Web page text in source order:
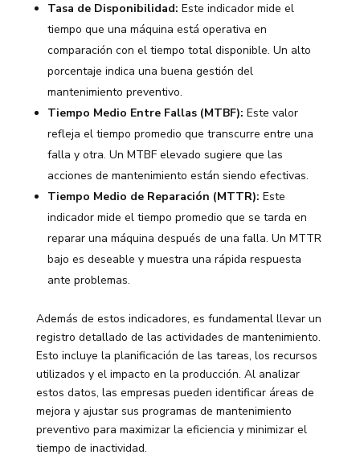
Tasa de Disponibilidad: Este indicador mide el
tiempo que una máquina está operativa en
comparación con el tiempo total disponible. Un alto
porcentaje indica una buena gestión del
mantenimiento preventivo.
Tiempo Medio Entre Fallas (MTBF): Este valor
refleja el tiempo promedio que transcurre entre una
falla y otra. Un MTBF elevado sugiere que las
acciones de mantenimiento están siendo efectivas.
Tiempo Medio de Reparación (MTTR): Este
indicador mide el tiempo promedio que se tarda en
reparar una máquina después de una falla. Un MTTR
bajo es deseable y muestra una rápida respuesta
ante problemas.
Además de estos indicadores, es fundamental llevar un
registro detallado de las actividades de mantenimiento.
Esto incluye la planificación de las tareas, los recursos
utilizados y el impacto en la producción. Al analizar
estos datos, las empresas pueden identificar áreas de
mejora y ajustar sus programas de mantenimiento
preventivo para maximizar la eficiencia y minimizar el
tiempo de inactividad.